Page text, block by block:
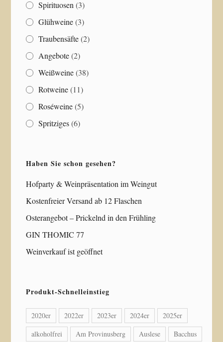
Spirituosen (3)
Glühweine (3)
Traubensäfte (2)
Angebote (2)
Weißweine (38)
Rotweine (11)
Roséweine (5)
Spritziges (6)
Haben Sie schon gesehen?
Hofparty & Weinpräsentation im Weingut
Kostenfreier Versand ab 12 Flaschen
Osterangebot – Prickelnd in den Frühling
GIN THOMIC 77
Weinverkauf ist geöffnet
Produkt-Schnelleinstieg
2020er 2022er 2023er 2024er
2025er
alkoholfrei
Am Provinusberg Auslese
Bacchus